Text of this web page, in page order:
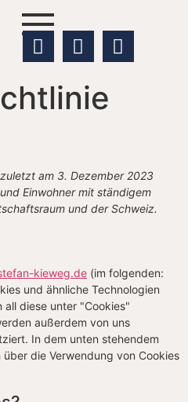
am 3. Dezember 2023
Einwohner mit ständigem
und der Schweiz.
kieweg.de (im folgenden:
und ähnliche Technologien
all diese unter "Cookies"
außerdem von uns
In dem unten stehendem
die Verwendung von Cookies